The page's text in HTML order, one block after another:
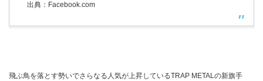
出典：Facebook.com
飛ぶ鳥を落とす勢いでさらなる人気が上昇しているTRAP METALの新旗手